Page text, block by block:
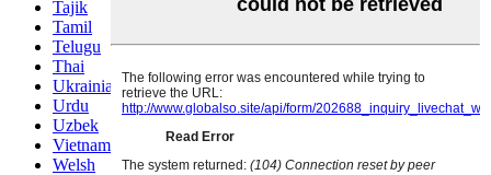
Tajik
Tamil
Telugu
Thai
Ukrainian
Urdu
Uzbek
Vietnamese
Welsh